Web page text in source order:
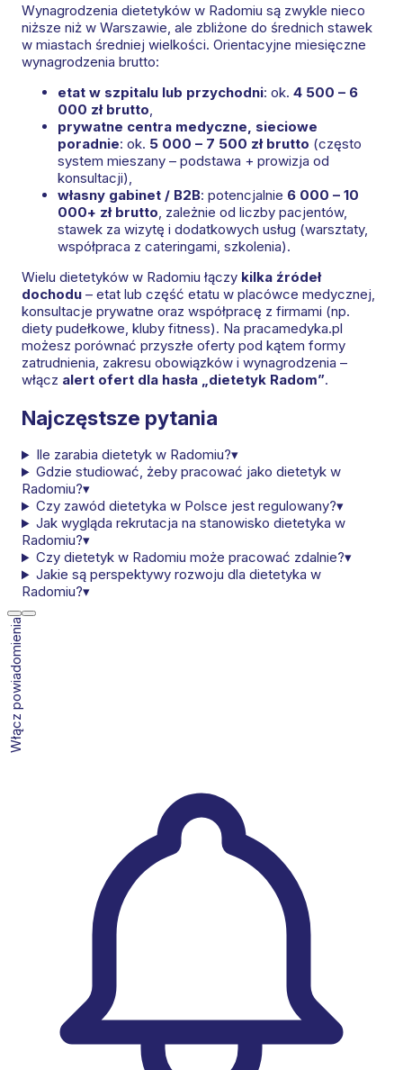
Wynagrodzenia dietetyków w Radomiu są zwykle nieco
niższe niż w Warszawie, ale zbliżone do średnich stawek
w miastach średniej wielkości. Orientacyjne miesięczne
wynagrodzenia brutto:
etat w szpitalu lub przychodni: ok. 4 500 – 6
000 zł brutto,
prywatne centra medyczne, sieciowe
poradnie: ok. 5 000 – 7 500 zł brutto (często
system mieszany – podstawa + prowizja od
konsultacji),
własny gabinet / B2B: potencjalnie 6 000 – 10
000+ zł brutto, zależnie od liczby pacjentów,
stawek za wizytę i dodatkowych usług (warsztaty,
współpraca z cateringami, szkolenia).
Wielu dietetyków w Radomiu łączy kilka źródeł
dochodu – etat lub część etatu w placówce medycznej,
konsultacje prywatne oraz współpracę z firmami (np.
diety pudełkowe, kluby fitness). Na pracamedyka.pl
możesz porównać przyszłe oferty pod kątem formy
zatrudnienia, zakresu obowiązków i wynagrodzenia –
włącz alert ofert dla hasła „dietetyk Radom”.
Najczęstsze pytania
Ile zarabia dietetyk w Radomiu?▾
Gdzie studiować, żeby pracować jako dietetyk w
Radomiu?▾
Czy zawód dietetyka w Polsce jest regulowany?▾
Jak wygląda rekrutacja na stanowisko dietetyka w
Radomiu?▾
Czy dietetyk w Radomiu może pracować zdalnie?▾
Jakie są perspektywy rozwoju dla dietetyka w
Radomiu?▾
Włącz powiadomienia